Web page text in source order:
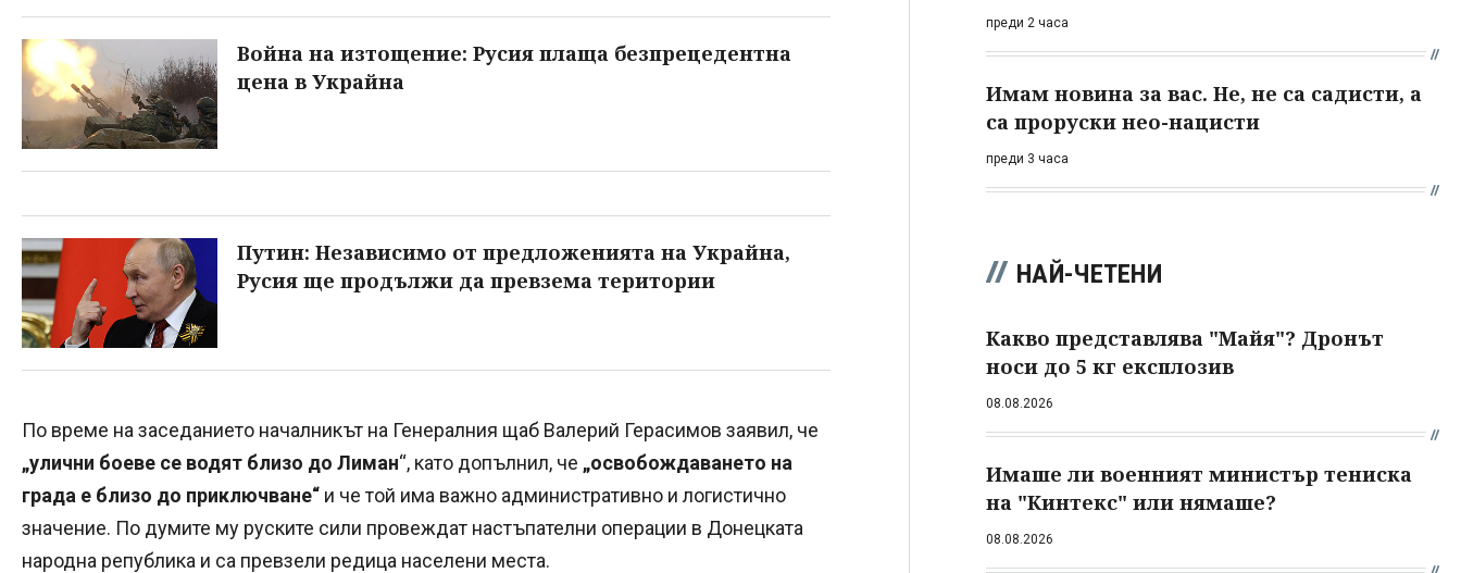
Война на изтощение: Русия плаща безпрецедентна
цена в Украйна
Путин: Независимо от предложенията на Украйна,
Русия ще продължи да превзема територии
По време на заседанието началникът на Генералния щаб Валерий Герасимов заявил, че
„улични боеве се водят близо до Лиман“, като допълнил, че „освобождаването на
града е близо до приключване“ и че той има важно административно и логистично
значение. По думите му руските сили провеждат настъпателни операции в Донецката
народна република и са превзели редица населени места.
преди 2 часа
Имам новина за вас. Не, не са садисти, а
са проруски нео-нацисти
преди 3 часа
НАЙ-ЧЕТЕНИ
Какво представлява "Майя"? Дронът
носи до 5 кг експлозив
08.08.2026
Имаше ли военният министър тениска
на "Кинтекс" или нямаше?
08.08.2026